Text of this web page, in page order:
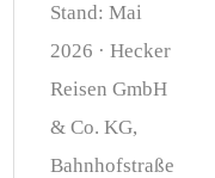
Stand: Mai
2026 · Hecker
Reisen GmbH
& Co. KG,
Bahnhofstraße